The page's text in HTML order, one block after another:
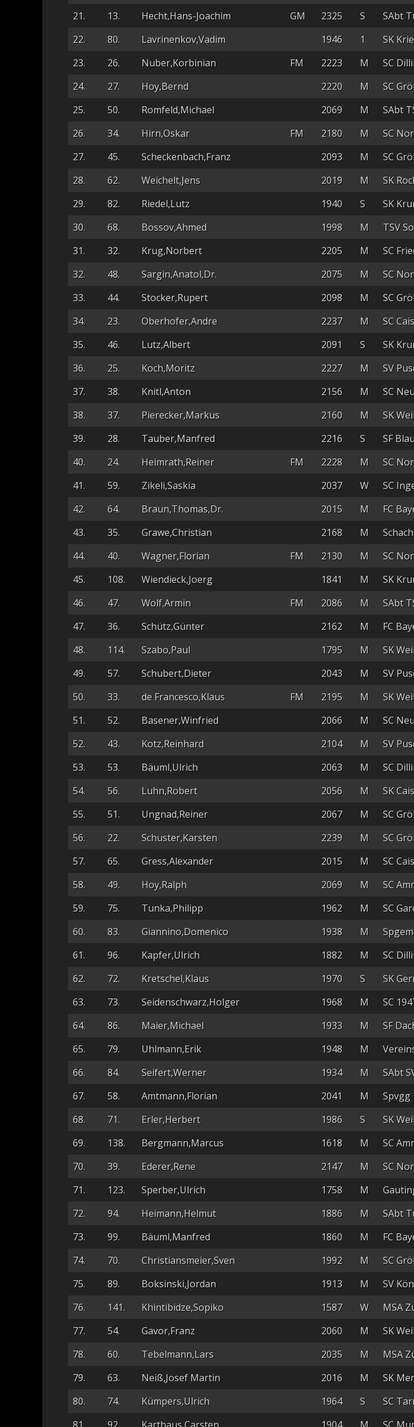
21.
13. Hecht,Hans-Joachim GM 2325 S SAbt
22.
80. Lavrinenkov,Vadim 1946 1 SK
23.
26. Nuber,Korbinian FM 2223 M SC
24.
27. Hoy,Bernd 2220 M SC
25.
50. Romfeld,Michael 2069 M SAbt
26.
34. Hirn,Oskar FM 2180 M SC
27.
45. Scheckenbach,Franz 2093 M SC
28.
62. Weichelt,Jens 2019 M SK
29.
82. Riedel,Lutz 1940 S SK
30.
68. Bossov,Ahmed 1998 M TSV
31.
32. Krug,Norbert 2205 M SC
32.
48. Sargin,Anatol,Dr. 2075 M SC
33.
44. Stocker,Rupert 2098 M SC
34.
23. Oberhofer,Andre 2237 M SC
35.
46. Lutz,Albert 2091 S SK
36.
25. Koch,Moritz 2227 M SV
37.
38. Knitl,Anton 2156 M SC
38.
37. Pierecker,Markus 2160 M SK
39.
28. Tauber,Manfred 2216 S SF
40.
24. Heimrath,Reiner FM 2228 M SC
41.
59. Zikeli,Saskia 2037 W SC
42.
64. Braun,Thomas,Dr. 2015 M FC
43.
35. Grawe,Christian 2168 M
44.
40. Wagner,Florian FM 2130 M SC
45.
108. Wiendieck,Joerg 1841 M SK
46.
47. Wolf,Armin FM 2086 M SAbt
47.
36. Schütz,Günter 2162 M FC
48.
114. Szabo,Paul 1795 M SK
49.
57. Schubert,Dieter 2043 M SV
50.
33. de Francesco,Klaus FM 2195 M SK
51.
52. Basener,Winfried 2066 M SC
52.
43. Kotz,Reinhard 2104 M SV
53.
53. Bäuml,Ulrich 2063 M SC
54.
56. Luhn,Robert 2056 M SK
55.
51. Ungnad,Reiner 2067 M SC
56.
22. Schuster,Karsten 2239 M SC
57.
65. Gress,Alexander 2015 M SC
58.
49. Hoy,Ralph 2069 M SC
59.
75. Tunka,Philipp 1962 M SC
60.
83. Giannino,Domenico 1938 M
61.
96. Kapfer,Ulrich 1882 M SC
62.
72. Kretschel,Klaus 1970 S SK
63.
73. Seidenschwarz,Holger 1968 M SC
64.
86. Maier,Michael 1933 M SF
65.
79. Uhlmann,Erik 1948 M
66.
84. Seifert,Werner 1934 M SAbt
67.
58. Amtmann,Florian 2041 M Spvgg
68.
71. Erler,Herbert 1986 S SK
69.
138. Bergmann,Marcus 1618 M SC
70.
39. Ederer,Rene 2147 M SC
71.
123. Sperber,Ulrich 1758 M
72.
94. Heimann,Helmut 1886 M SAbt
73.
99. Bäuml,Manfred 1860 M FC
74.
70. Christiansmeier,Sven 1992 M SC
75.
89. Boksinski,Jordan 1913 M SV
76.
141. Khintibidze,Sopiko 1587 W MSA
77.
54. Gavor,Franz 2060 M SK
78.
60. Tebelmann,Lars 2035 M MSA
79.
63. Neiß,Josef Martin 2016 M SK
80.
74. Kümpers,Ulrich 1964 S SC